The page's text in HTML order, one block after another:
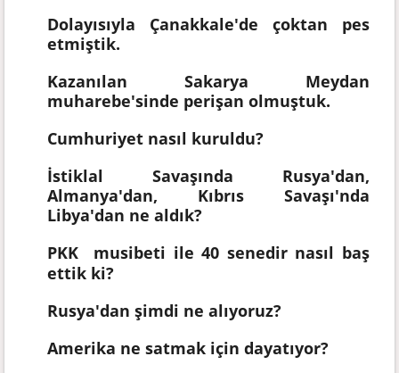
Dolayısıyla Çanakkale'de çoktan pes
etmiştik.
Kazanılan Sakarya Meydan
muharebe'sinde perişan olmuştuk.
Cumhuriyet nasıl kuruldu?
İstiklal Savaşında Rusya'dan,
Almanya'dan, Kıbrıs Savaşı'nda
Libya'dan ne aldık?
PKK
musibeti ile 40 senedir nasıl baş
ettik ki?
Rusya'dan şimdi ne alıyoruz?
Amerika ne satmak için dayatıyor?